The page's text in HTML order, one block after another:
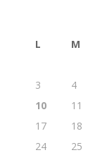
L M
3
4
10
11
17
18
24
25